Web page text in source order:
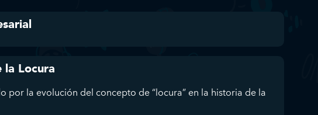
Locura
por la evolución del concepto de “locura” en la historia de la